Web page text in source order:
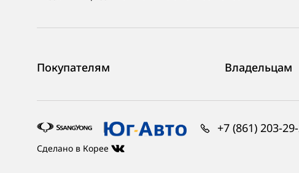
Сделано в Корее
+7 (861) 203-
Покупателям Владельцам